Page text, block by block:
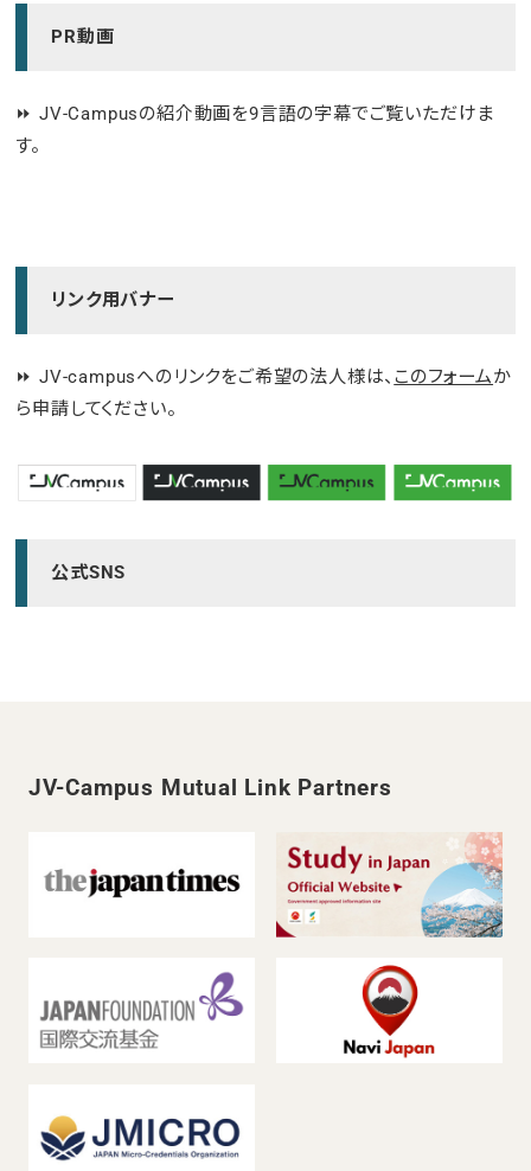
PR動画
⏩ JV-Campusの紹介動画を9言語の字幕でご覧いただけま
す。
リンク用バナー
⏩ JV-campusへのリンクをご希望の法人様は、 このフォームか
ら申請してください。
公式SNS
JV-Campus Mutual Link Partners